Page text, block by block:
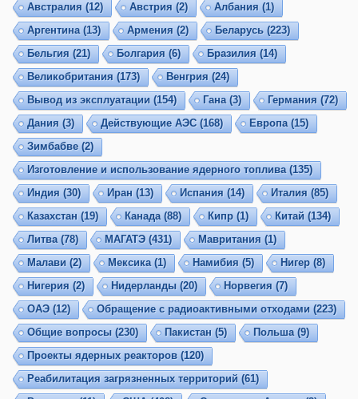
Австралия (12) Австрия (2) Албания (1)
Аргентина(13) Армения (2) Беларусь (223)
Бельгия (21) Болгария (6) Бразилия (14)
Великобритания (173) Венгрия (24)
Вывод из эксплуатации (154) Гана(3) Германия (72)
Дания (3) Действующие АЭС(168) Европа(15)
Зимбабве (2)
Изготовление и использование ядерного топлива(135)
Индия (30) Иран (13) Испания (14) Италия (85)
Казахстан (19) Канада(88) Кипр (1) Китай (134)
Литва(78) МАГАТЭ(431) Мавритания (1)
Малави (2) Мексика(1) Намибия (5) Нигер (8)
Нигерия (2) Нидерланды (20) Норвегия (7)
ОАЭ(12) Обращение с радиоактивными отходами (223)
Общие вопросы (230) Пакистан (5) Польша(9)
Проекты ядерных реакторов (120)
Реабилитация загрязненных территорий (61)